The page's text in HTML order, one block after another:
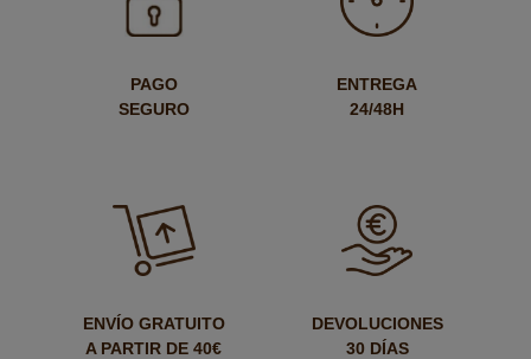
PAGO
SEGURO
ENTREGA
24/48H
ENVÍO GRATUITO
A PARTIR DE 40€
DEVOLUCIONES
30 DÍAS